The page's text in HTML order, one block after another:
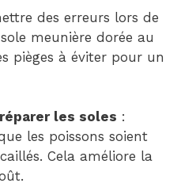
des erreurs lors de
meunière dorée au
pièges à éviter pour un
les soles :
les poissons soient
Cela améliore la